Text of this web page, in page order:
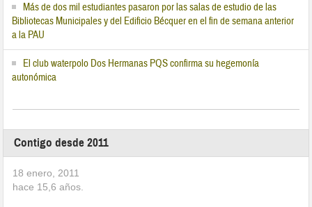
Más de dos mil estudiantes pasaron por las salas de estudio de las
Bibliotecas Municipales y del Edificio Bécquer en el fin de semana anterior
a la PAU
El club waterpolo Dos Hermanas PQS confirma su hegemonía
autonómica
Contigo desde 2011
18 enero, 2011
hace 15,6 años.